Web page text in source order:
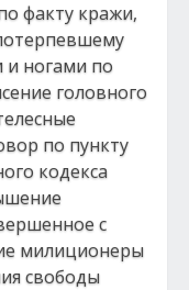
факту кражи,
и ногами по
головного
по пункту
кодекса
с
милиционеры
свободы